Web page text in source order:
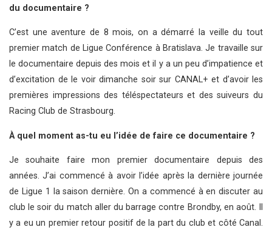
du documentaire ?
C’est une aventure de 8 mois, on a démarré la veille du tout
premier match de Ligue Conférence à Bratislava. Je travaille sur
le documentaire depuis des mois et il y a un peu d’impatience et
d’excitation de le voir dimanche soir sur CANAL+ et d’avoir les
premières impressions des téléspectateurs et des suiveurs du
Racing Club de Strasbourg.
À quel moment as-tu eu l’idée de faire ce documentaire ?
Je souhaite faire mon premier documentaire depuis des
années. J’ai commencé à avoir l’idée après la dernière journée
de Ligue 1 la saison dernière. On a commencé à en discuter au
club le soir du match aller du barrage contre Brondby, en août. Il
y a eu un premier retour positif de la part du club et côté Canal.